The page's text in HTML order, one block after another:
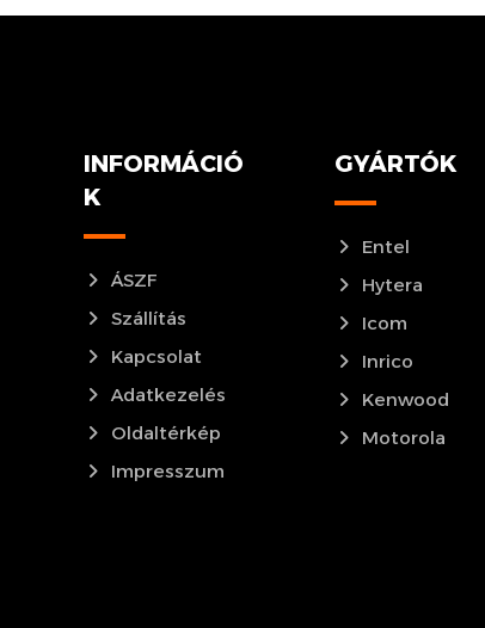
INFORMÁCIÓ
K
ÁSZF
Szállítás
Kapcsolat
Adatkezelés
Oldaltérkép
Impresszum
GYÁRTÓK
Entel
Hytera
Icom
Inrico
Kenwood
Motorola